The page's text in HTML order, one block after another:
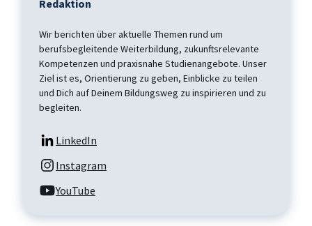
Redaktion
Wir berichten über aktuelle Themen rund um
berufsbegleitende Weiterbildung, zukunftsrelevante
Kompetenzen und praxisnahe Studienangebote. Unser
Ziel ist es, Orientierung zu geben, Einblicke zu teilen
und Dich auf Deinem Bildungsweg zu inspirieren und zu
begleiten.
LinkedIn
Instagram
YouTube